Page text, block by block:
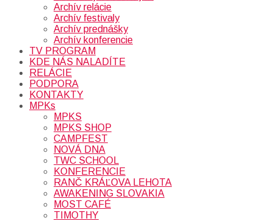
Archív relácie
Archív festivaly
Archív prednášky
Archív konferencie
TV PROGRAM
KDE NÁS NALADÍTE
RELÁCIE
PODPORA
KONTAKTY
MPKs
MPKS
MPKS SHOP
CAMPFEST
NOVÁ DNA
TWC SCHOOL
KONFERENCIE
RANČ KRÁĽOVA LEHOTA
AWAKENING SLOVAKIA
MOST CAFÉ
TIMOTHY